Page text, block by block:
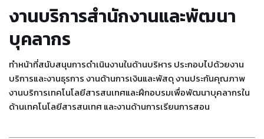
งานบริการสำนักงานและพัฒนา
บุคลากร
ทำหน้าที่สนับสนุนการดำเนินงานในด้านบริหาร ประกอบไปด้วยงาน
บริการและงานธุรการ งานด้านการเงินและพัสดุ งานประกันคุณภาพ
งานบริการเทคโนโลยีสารสนเทศและฝึกอบรมเพื่อพัฒนาบุคลากรใน
ด้านเทคโนโลยีสารสนเทศ และงานด้านการเรียนการสอน